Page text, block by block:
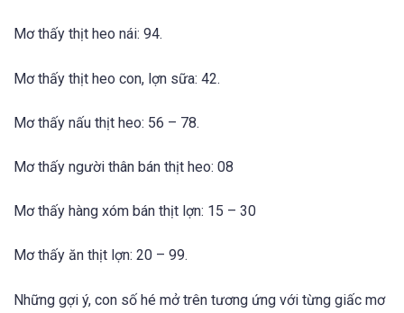
Mơ thấy thịt heo nái: 94.
Mơ thấy thịt heo con, lợn sữa: 42.
Mơ thấy nấu thịt heo: 56 – 78.
Mơ thấy người thân bán thịt heo: 08
Mơ thấy hàng xóm bán thịt lợn: 15 – 30
Mơ thấy ăn thịt lợn: 20 – 99.
Những gợi ý, con số hé mở trên tương ứng với từng giấc mơ